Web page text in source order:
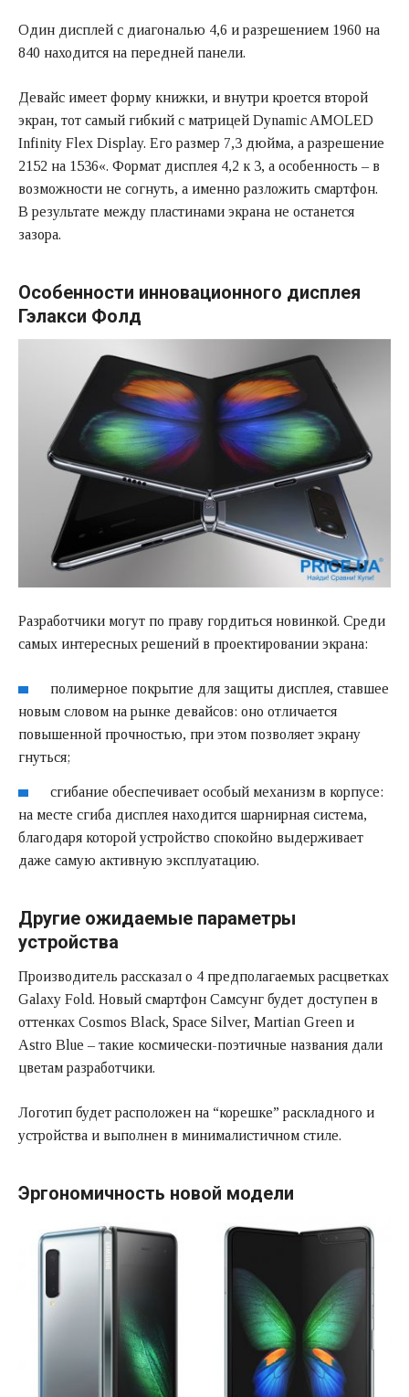
Один дисплей с диагональю 4,6 и разрешением 1960 на
840 находится на передней панели.
Девайс имеет форму книжки, и внутри кроется второй
экран, тот самый гибкий с матрицей Dynamic AMOLED
Infinity Flex Display. Его размер 7,3 дюйма, а разрешение
2152 на 1536«. Формат дисплея 4,2 к 3, а особенность – в
возможности не согнуть, а именно разложить смартфон.
В результате между пластинами экрана не останется
зазора.
Особенности инновационного дисплея
Гэлакси Фолд
Разработчики могут по праву гордиться новинкой. Среди
самых интересных решений в проектировании экрана:
полимерное покрытие для защиты дисплея, ставшее
новым словом на рынке девайсов: оно отличается
повышенной прочностью, при этом позволяет экрану
гнуться;
сгибание обеспечивает особый механизм в корпусе:
на месте сгиба дисплея находится шарнирная система,
благодаря которой устройство спокойно выдерживает
даже самую активную эксплуатацию.
Другие ожидаемые параметры
устройства
Производитель рассказал о 4 предполагаемых расцветках
Galaxy Fold. Новый смартфон Самсунг будет доступен в
оттенках Cosmos Black, Space Silver, Martian Green и
Astro Blue – такие космически-поэтичные названия дали
цветам разработчики.
Логотип будет расположен на “корешке” раскладного и
устройства и выполнен в минималистичном стиле.
Эргономичность новой модели